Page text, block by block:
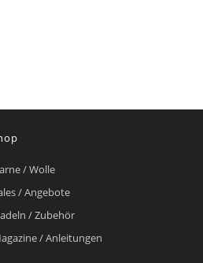
/ Wolle
/ Angebote
/ Zubehör
/ Anleitungen